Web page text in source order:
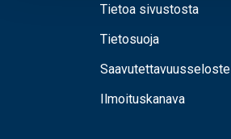
Tietoa sivustosta
Tietosuoja
Saavutettavuusseloste
Ilmoituskanava